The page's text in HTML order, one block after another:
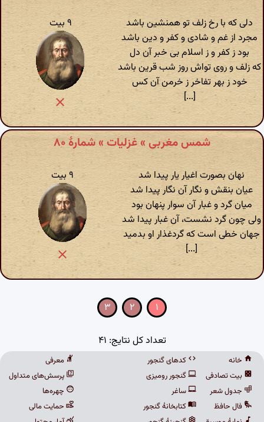
دلی که با رخ زلف تو همنشین باشد
مجرد از غم و شادی و کفر و دین باشد
بود ز کفر و ز اسلام بی خبر آن دل
که زلف و روی تواش روز شب قرین باشد
خود ز بهر تفاخر ز خرمن آن کس
[...]
۹ بیت
شمس مغربی » غزلیات » شمارهٔ ۸۰
نهان بصورت اغیار یار پیدا شد
عیان بنقش و نگار آن نگار پیدا شد
میان گرد و غبار آن سوار پنهان بود
ولی چون گرد نشست، آن غبار پیدا شد
جهان خطی است که گردغذار او بدمید
[...]
۹ بیت
۱ ۲ ۳
تعداد کل نتایج: ۴۱
خانه
بیت تصادفی
جدول شعر
فال حافظ
کدهای گنجور
گنجور رومیزی
ساغر
کتابخانهٔ گنجور
معرفی
پرسش‌های متداول
چهره‌ها
حمایت مالی